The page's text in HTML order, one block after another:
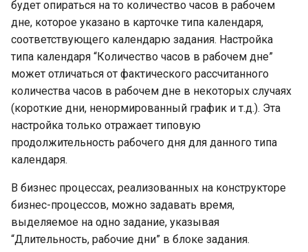
будет опираться на то количество часов в рабочем
дне, которое указано в карточке типа календаря,
соответствующего календарю задания. Настройка
типа календаря “Количество часов в рабочем дне”
может отличаться от фактического рассчитанного
количества часов в рабочем дне в некоторых случаях
(короткие дни, ненормированный график и т.д.). Эта
настройка только отражает типовую
продолжительность рабочего дня для данного типа
календаря.
В бизнес процессах, реализованных на конструкторе
бизнес-процессов, можно задавать время,
выделяемое на одно задание, указывая
“Длительность, рабочие дни” в блоке задания.